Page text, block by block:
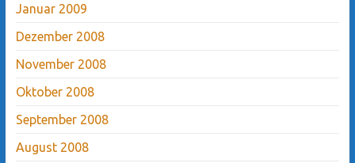
Januar 2009
Dezember 2008
November 2008
Oktober 2008
September 2008
August 2008